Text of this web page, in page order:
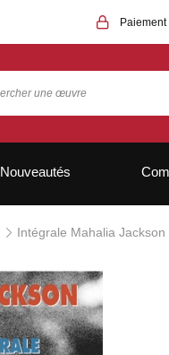
Paiement
Nouveautés
Intégrale Mahalia Jackson